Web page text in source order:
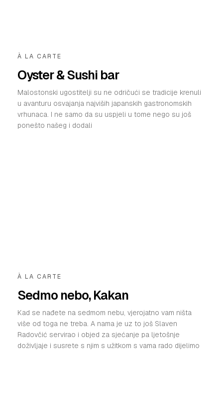
À LA CARTE
Oyster & Sushi bar
Malostonski ugostitelji su ne odričući se tradicije krenuli
u avanturu osvajanja najviših japanskih gastronomskih
vrhunaca. I ne samo da su uspjeli u tome nego su još
ponešto našeg i dodali
À LA CARTE
Sedmo nebo, Kakan
Kad se nađete na sedmom nebu, vjerojatno vam ništa
više od toga ne treba. A nama je uz to još Slaven
Radovčić servirao i objed za sjećanje pa ljetošnje
doživljaje i susrete s njim s užitkom s vama rado dijelimo